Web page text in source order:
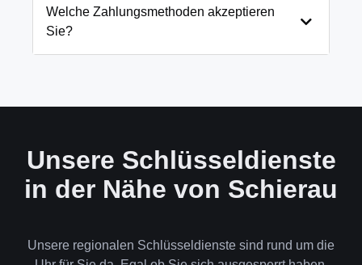
und öffnen Ihre Tür in 99% der Fälle
zerstörungsfrei. Nur in absoluten Ausnahmefällen,
Welche Zahlungsmethoden akzeptieren
Sie?
Unsere Schlüsseldienste
in der Nähe von Schierau
Unsere regionalen Schlüsseldienste sind rund um die